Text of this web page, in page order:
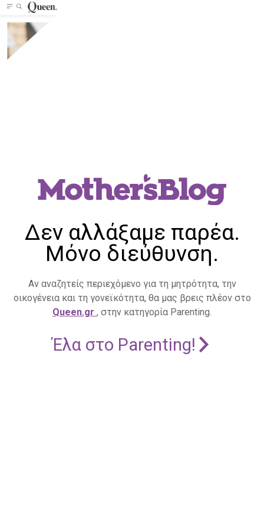
Δεν αλλάξαμε παρέα.
Μόνο διεύθυνση.
Αν αναζητείς περιεχόμενο για τη μητρότητα, την
οικογένεια και τη γονεϊκότητα, θα μας βρεις πλέον στο
Queen.gr , στην κατηγορία Parenting.
Έλα στο Parenting!